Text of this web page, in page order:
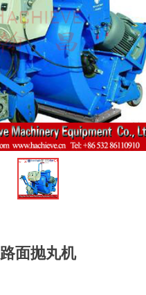
路面抛丸机